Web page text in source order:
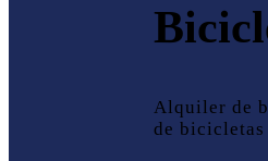
Alquiler de
de bicicletas